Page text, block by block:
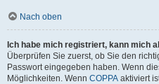
Nach oben
Ich habe mich registriert, kann mich
Überprüfen Sie zuerst, ob Sie den
Passwort eingegeben haben. Wenn
Möglichkeiten. Wenn COPPA aktiviert